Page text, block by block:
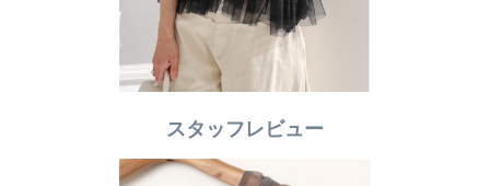
スタッフレビュー